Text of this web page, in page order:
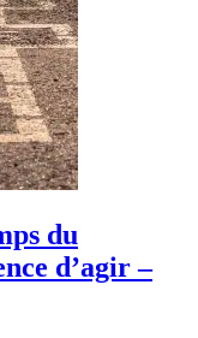
du
d’agir –